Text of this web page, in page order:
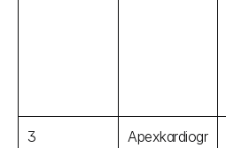
3
Apexkardiogr